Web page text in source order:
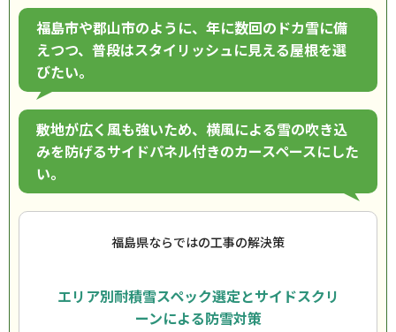
福島市や郡山市のように、年に数回のドカ雪に備
えつつ、普段はスタイリッシュに見える屋根を選
びたい。
敷地が広く風も強いため、横風による雪の吹き込
みを防げるサイドパネル付きのカースペースにした
い。
福島県ならではの工事の解決策
エリア別耐積雪スペック選定とサイドスクリ
ーンによる防雪対策